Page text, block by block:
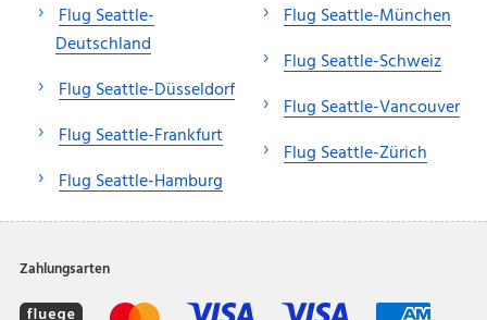
Flug Seattle-
Deutschland
Flug Seattle-Düsseldorf
Flug Seattle-Frankfurt
Flug Seattle-Hamburg
Flug Seattle-München
Flug Seattle-Schweiz
Flug Seattle-Vancouver
Flug Seattle-Zürich